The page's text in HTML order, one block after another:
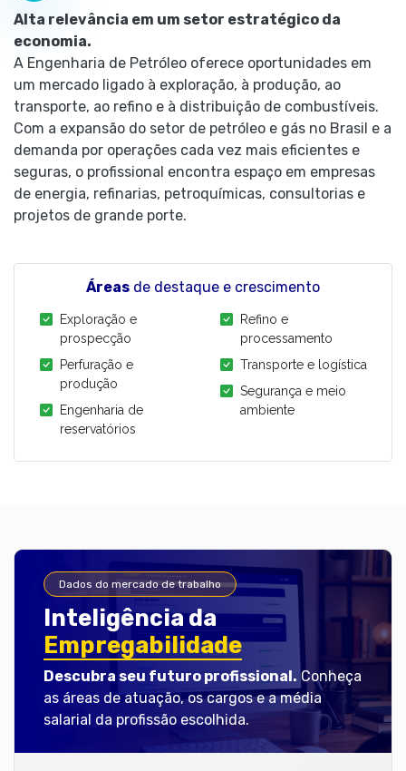
Alta relevância em um setor estratégico da
economia.
A Engenharia de Petróleo oferece oportunidades em
um mercado ligado à exploração, à produção, ao
transporte, ao refino e à distribuição de combustíveis.
Com a expansão do setor de petróleo e gás no Brasil e a
demanda por operações cada vez mais eficientes e
seguras, o profissional encontra espaço em empresas
de energia, refinarias, petroquímicas, consultorias e
projetos de grande porte.
Áreas de destaque e crescimento
Exploração e
prospecção
Perfuração e
produção
Engenharia de
reservatórios
Refino e
processamento
Transporte e logística
Segurança e meio
ambiente
Dados do mercado de trabalho
Inteligência da
Empregabilidade
Descubra seu futuro profissional. Conheça
as áreas de atuação, os cargos e a média
salarial da profissão escolhida.